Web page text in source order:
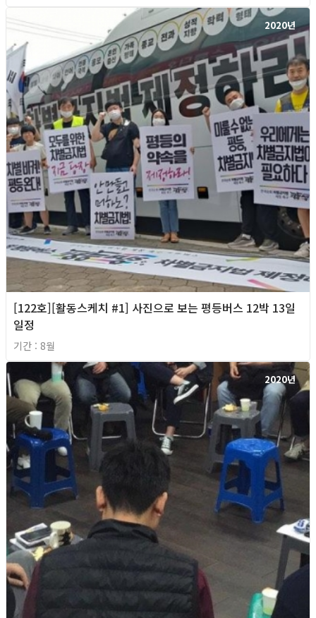
2020년
[122호][활동스케치 #1] 사진으로 보는 평등버스 12박 13일
일정
기간 : 8월
2020년